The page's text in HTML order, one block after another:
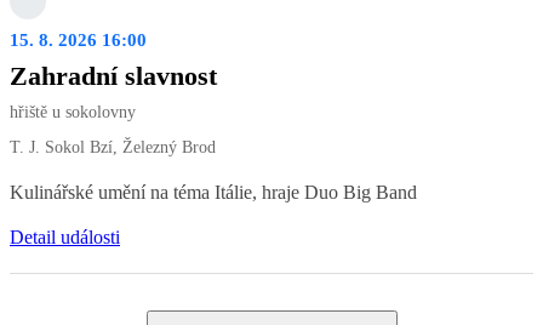
15. 8. 2026 16:00
Zahradní slavnost
hřiště u sokolovny
T. J. Sokol Bzí, Železný Brod
Kulinářské umění na téma Itálie, hraje Duo Big Band
Detail události